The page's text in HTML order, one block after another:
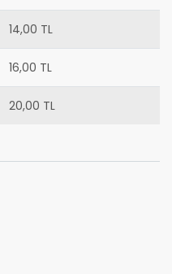
14,00 TL
16,00 TL
20,00 TL